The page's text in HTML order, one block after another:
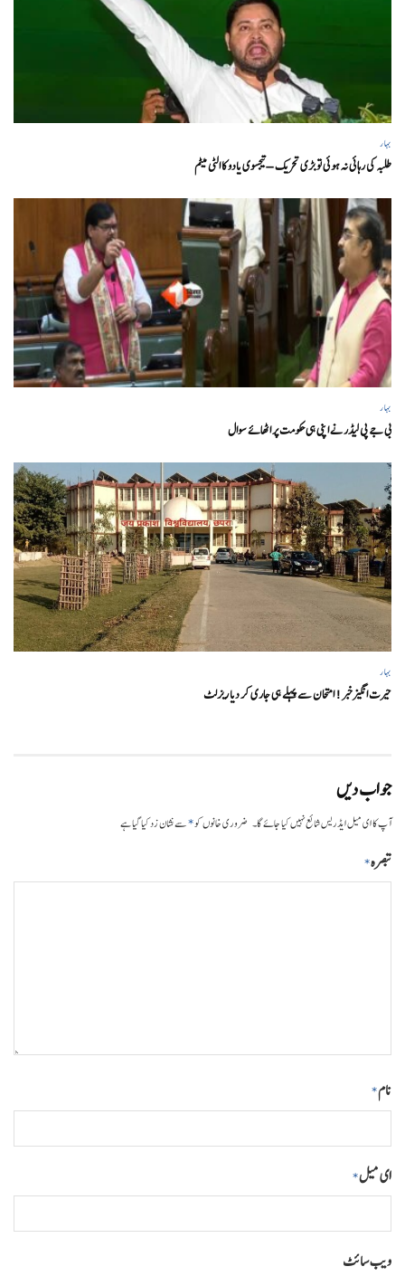
بہار
طلبہ کی رہائی نہ ہوئی تو بڑی تحریک – تیجسوی یادو کا الٹی میٹم
بہار
بی جے پی لیڈر نے اپنی ہی حکومت پر اٹھائے سوال
بہار
حیرت انگیزخبر ! امتحان سے پہلے ہی جاری کر دیا ریزلٹ
جواب دیں
آپ کا ای میل ایڈریس شائع نہیں کیا جائے گا۔ ضروری خانوں کو*سے نشان زد کیا گیا ہے
تبصرہ*
نام*
ای میل*
ویب‌ سائٹ